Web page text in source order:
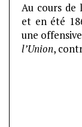
Au cours de
et en été
une
l’Union,